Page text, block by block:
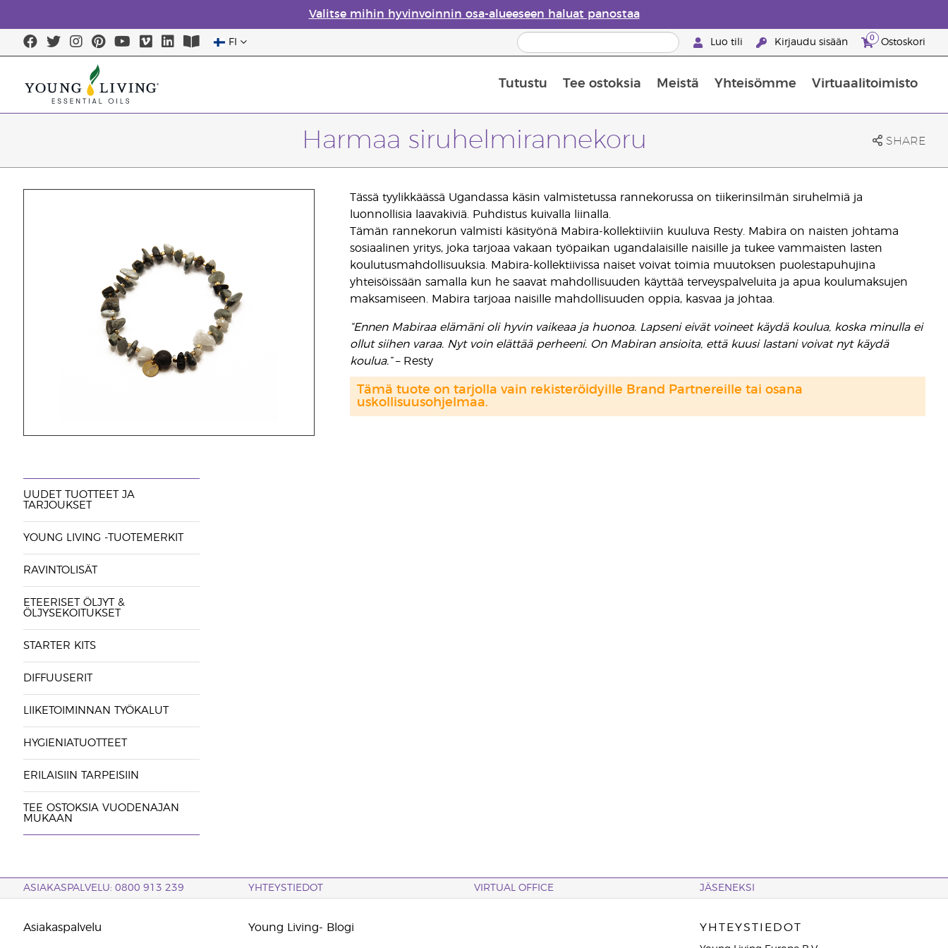
Valitse mihin hyvinvoinnin osa-alueeseen haluat panostaa
FI Luo tili Kirjaudu sisään 0 Ostoskori
Tutustu Tee ostoksia Meistä Yhteisömme Virtuaalitoimisto
Harmaa siruhelmirannekoru SHARE
Tässä tyylikkäässä Ugandassa käsin valmistetussa rannekorussa on tiikerinsilmän siruhelmiä ja
luonnollisia laavakiviä. Puhdistus kuivalla liinalla.
Tämän rannekorun valmisti käsityönä Mabira-kollektiiviin kuuluva Resty. Mabira on naisten johtama
sosiaalinen yritys, joka tarjoaa vakaan työpaikan ugandalaisille naisille ja tukee vammaisten lasten
koulutusmahdollisuuksia. Mabira-kollektiivissa naiset voivat toimia muutoksen puolestapuhujina
yhteisöissään samalla kun he saavat mahdollisuuden käyttää terveyspalveluita ja apua koulumaksujen
maksamiseen. Mabira tarjoaa naisille mahdollisuuden oppia, kasvaa ja johtaa.
“Ennen Mabiraa elämäni oli hyvin vaikeaa ja huonoa. Lapseni eivät voineet käydä koulua, koska minulla ei
ollut siihen varaa. Nyt voin elättää perheeni. On Mabiran ansioita, että kuusi lastani voivat nyt käydä
koulua.”– Resty
Tämä tuote on tarjolla vain rekisteröidyille Brand Partnereille tai osana
uskollisuusohjelmaa.
UUDET TUOTTEET JA
TARJOUKSET
YOUNG LIVING -TUOTEMERKIT
RAVINTOLISÄT
ETEERISET ÖLJYT &
ÖLJYSEKOITUKSET
STARTER KITS
DIFFUUSERIT
LIIKETOIMINNAN TYÖKALUT
HYGIENIATUOTTEET
ERILAISIIN TARPEISIIN
TEE OSTOKSIA VUODENAJAN
MUKAAN
ASIAKASPALVELU: 0800 913 239 YHTEYSTIEDOT VIRTUAL OFFICE JÄSENEKSI
Asiakaspalvelu Young Living- Blogi YHTEYSTIEDOT